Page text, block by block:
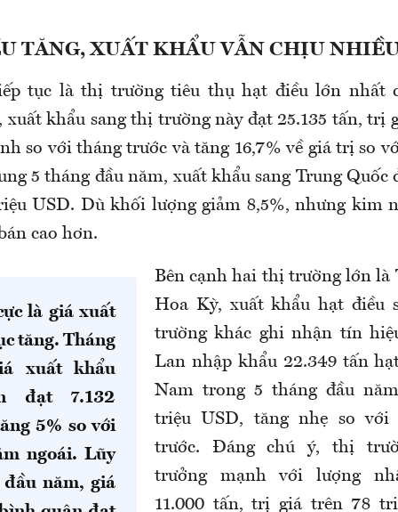
TĂNG, XUẤT KHẨU VẪN CHỊU NHIỀU
tục là thị trường tiêu thụ hạt điều lớn nhất
xuất khẩu sang thị trường này đạt 25.135 tấn, trị
so với tháng trước và tăng 16,7% về giá trị so
5 tháng đầu năm, xuất khẩu sang Trung Quốc
USD. Dù khối lượng giảm 8,5%, nhưng kim
cao hơn.
là giá xuất
tăng. Tháng
xuất khẩu
đạt 7.132
5% so với
ngoái. Lũy
năm, giá
Bên cạnh hai thị trường lớn là
Hoa Kỳ, xuất khẩu hạt điều
trường khác ghi nhận tín
Lan nhập khẩu 22.349 tấn
Nam trong 5 tháng đầu
triệu USD, tăng nhẹ so với
trước. Đáng chú ý, thị
trưởng mạnh với lượng
11.000 tấn, trị giá trên 78